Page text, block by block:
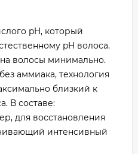
pH, который
pH волоса.
волосы минимально.
аммиака, технология
близкий к
В составе:
для восстановления
интенсивный